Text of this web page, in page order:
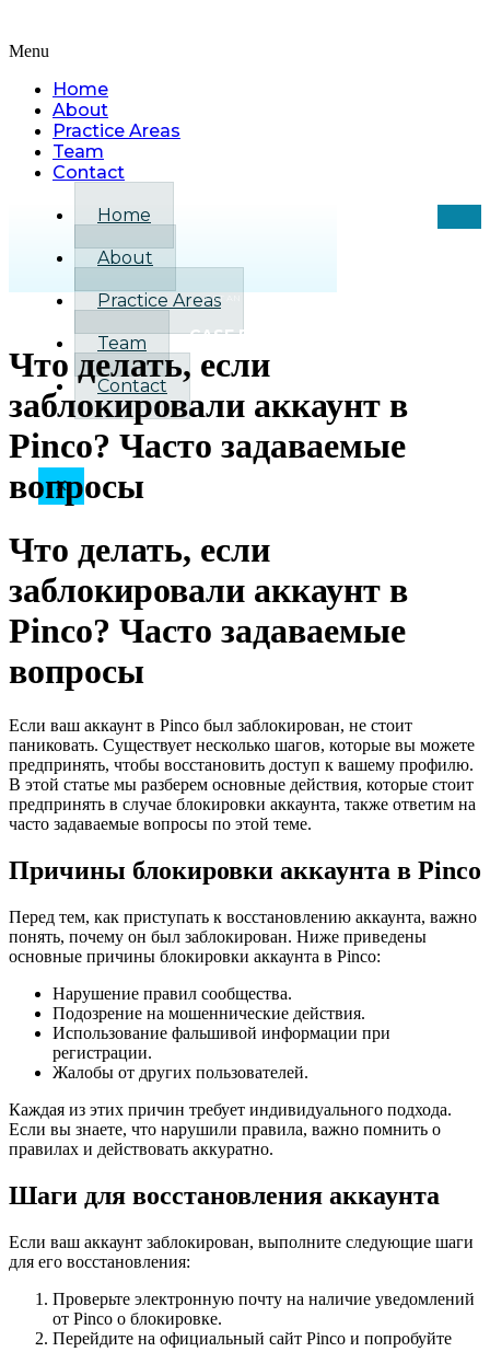
Menu
Home
About
Practice Areas
Team
Contact
Home
About
Practice Areas
Team
Contact
X
GET AN INSTANT
CASE REVIEW
Что делать, если
заблокировали аккаунт в
Pinco? Часто задаваемые
вопросы
Что делать, если
заблокировали аккаунт в
Pinco? Часто задаваемые
вопросы
Если ваш аккаунт в Pinco был заблокирован, не стоит
паниковать. Существует несколько шагов, которые вы можете
предпринять, чтобы восстановить доступ к вашему профилю.
В этой статье мы разберем основные действия, которые стоит
предпринять в случае блокировки аккаунта, также ответим на
часто задаваемые вопросы по этой теме.
Причины блокировки аккаунта в Pinco
Перед тем, как приступать к восстановлению аккаунта, важно
понять, почему он был заблокирован. Ниже приведены
основные причины блокировки аккаунта в Pinco:
Нарушение правил сообщества.
Подозрение на мошеннические действия.
Использование фальшивой информации при
регистрации.
Жалобы от других пользователей.
Каждая из этих причин требует индивидуального подхода.
Если вы знаете, что нарушили правила, важно помнить о
правилах и действовать аккуратно.
Шаги для восстановления аккаунта
Если ваш аккаунт заблокирован, выполните следующие шаги
для его восстановления:
Проверьте электронную почту на наличие уведомлений
от Pinco о блокировке.
Перейдите на официальный сайт Pinco и попробуйте